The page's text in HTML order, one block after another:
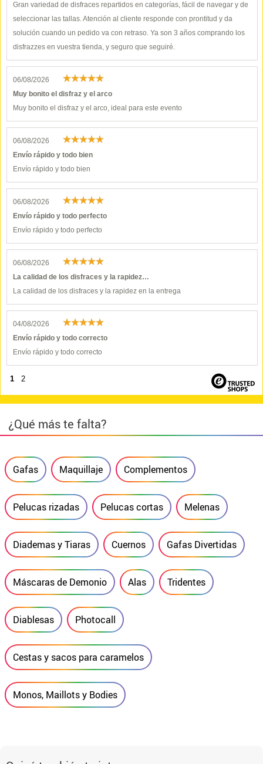
Gran variedad de disfraces repartidos en categorías, fácil de navegar y de
seleccionar las tallas. Atención al cliente responde con prontitud y da
solución cuando un pedido va con retraso. Ya son 3 años comprando los
disfrazzes en vuestra tienda, y seguro que seguiré.
06/08/2026
Muy bonito el disfraz y el arco
Muy bonito el disfraz y el arco, ideal para este evento
06/08/2026
Envío rápido y todo bien
Envío rápido y todo bien
06/08/2026
Envío rápido y todo perfecto
Envío rápido y todo perfecto
06/08/2026
La calidad de los disfraces y la rapidez…
La calidad de los disfraces y la rapidez en la entrega
04/08/2026
Envío rápido y todo correcto
Envío rápido y todo correcto
1 2
¿Qué más te falta?
Gafas Maquillaje Complementos
Pelucas rizadas Pelucas cortas Melenas
Diademas y Tiaras Cuernos Gafas Divertidas
Máscaras de Demonio Alas Tridentes
Diablesas Photocall
Cestas y sacos para caramelos
Monos, Maillots y Bodies